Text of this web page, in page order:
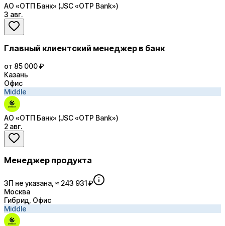
АО «ОТП Банк» (JSC «OTP Bank»)
3 авг.
Главный клиентский менеджер в банк
от 85 000 ₽
Казань
Офис
Middle
АО «ОТП Банк» (JSC «OTP Bank»)
2 авг.
Менеджер продукта
ЗП не указана, ≈ 243 931 ₽
Москва
Гибрид, Офис
Middle